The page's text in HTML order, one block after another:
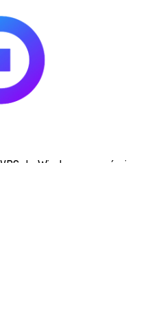
VPS de Windows económico